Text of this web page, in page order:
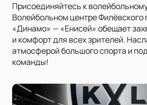
Присоединяйтесь к
Волейбольном центре Филёвского
«Динамо» — «Енисей» обещает
и комфорт для всех зрителей.
атмосферой большого спорта и
команды!